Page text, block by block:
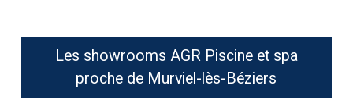
Les showrooms AGR Piscine et spa
proche de Murviel-lès-Béziers